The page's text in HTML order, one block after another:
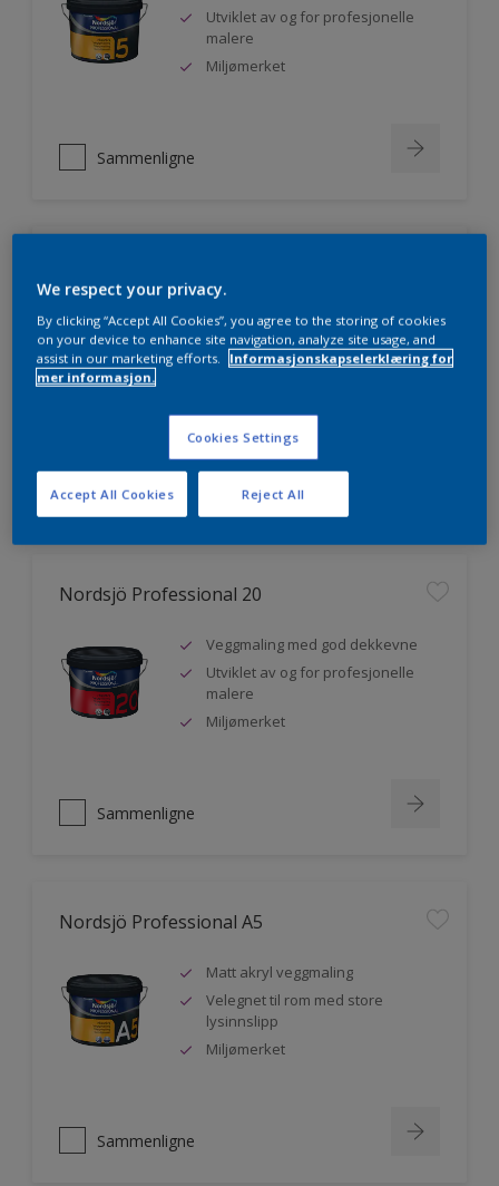
Utviklet av og for profesjonelle
malere
Miljømerket
Sammenligne
Utmerket dekkevne
Lett å påføre og fordele
Jevnere og finere finish, også i
Sammenligne
Nordsjö Professional 20
Veggmaling med god dekkevne
Utviklet av og for profesjonelle
malere
Miljømerket
Sammenligne
Nordsjö Professional A5
Matt akryl veggmaling
Velegnet til rom med store
lysinnslipp
Miljømerket
Sammenligne
We respect your privacy.
By clicking “Accept All Cookies”, you agree to the storing of cookies
on your device to enhance site navigation, analyze site usage, and
assist in our marketing efforts.
Informasjonskapselerklæring for
mer informasjon.
Cookies Settings
Reject All
Accept All Cookies